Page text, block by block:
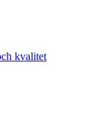
kvalitet